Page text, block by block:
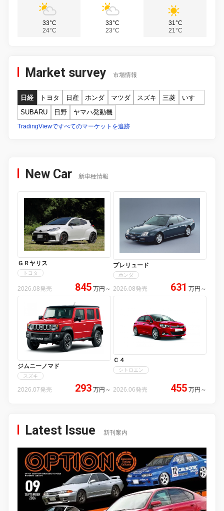
33°C
24°C
33°C
23°C
31°C
21°C
Market survey 市場情報
日経 トヨタ 日産 ホンダ マツダ スズキ 三菱
いすゞ
SUBARU
日野 ヤマハ発動機
TradingViewですべてのマーケットを追跡
New Car 新車種情報
ＧＲヤリス
トヨタ
2026.08発売 845 万円 ～
プレリュード
ホンダ
2026.08発売 631 万円 ～
ジムニーノマド
スズキ
2026.07発売 293 万円 ～
Ｃ４
シトロエン
2026.06発売 455 万円 ～
Latest Issue 新刊案内